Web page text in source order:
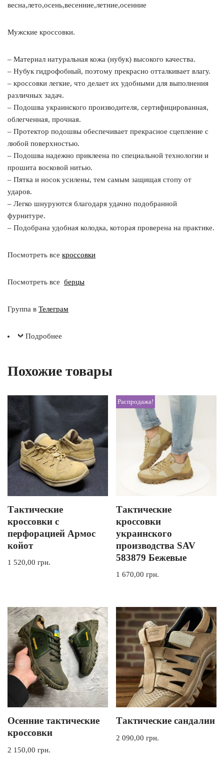
весна,лето,осень,весенние,летние,осенние
Мужские кроссовки.
– Материал натуральная кожа (нубук) высокого качества.
– Нубук гидрофобный, поэтому прекрасно отталкивает влагу.
– кроссовки легкие, что делает их удобными для выполнения
различных задач.
– Подошва украинского производителя, сертифицированная,
облегченная, прочная.
– Протектор подошвы обеспечивает прекрасное сцепление с
любой поверхностью.
– Подошва надежно приклеена по специальной технологии и
прошита восковой нитью.
– Пятка и носок усилены, тем самым защищая стопу от
ударов.
– Легко шнуруются благодаря удачно подобранной
фурнитуре.
– Подобрана удобная колодка, которая проверена на практике.
Посмотреть все кроссовки
Посмотреть все берцы
Группа в Телеграм
Подробнее
Похожие товары
Тактические
кроссовки с
перфорацией Армос
койот
1 520,00 грн.
Распродажа!
Тактические
кроссовки
украинского
производства SAV
583879 Бежевые
1 670,00грн.
Осенние тактические
кроссовки
2 150,00 грн.
Тактические сандалии
2 090,00грн.